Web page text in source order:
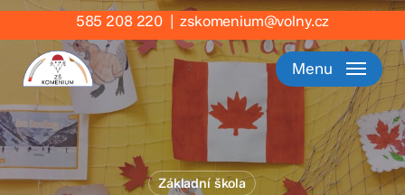
Skip
content
585 208 220 |zskomenium@volny.cz
Menu
Základní škola